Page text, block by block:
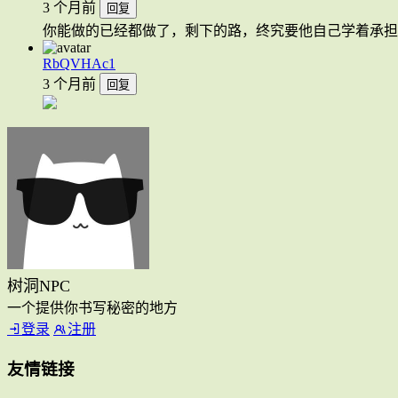
3 个月前 回复
你能做的已经都做了，剩下的路，终究要他自己学着承
RbQVHAc1
3 个月前
回复
树洞NPC
一个提供你书写秘密的地方
登录
注册
友情链接